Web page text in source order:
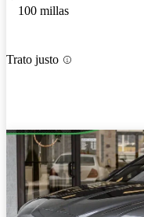
100 millas
Trato justo